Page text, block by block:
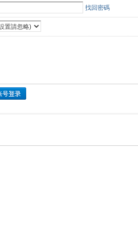
找回密碼